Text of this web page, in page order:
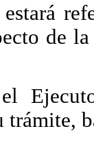
de
trámite,